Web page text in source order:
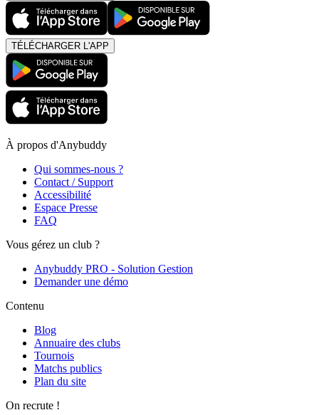
TÉLÉCHARGER L'APP
À propos d'Anybuddy
Qui sommes-nous ?
Contact / Support
Accessibilité
Espace Presse
FAQ
Vous gérez un club ?
Anybuddy PRO - Solution Gestion
Demander une démo
Contenu
Blog
Annuaire des clubs
Tournois
Matchs publics
Plan du site
On recrute !